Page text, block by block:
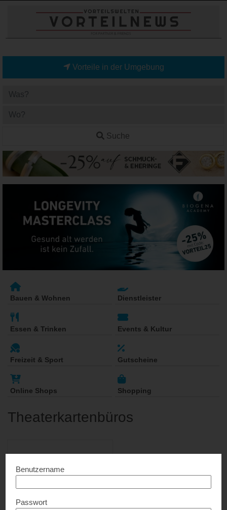
Vorteile in der Umgebung
Suche
Bauen & Wohnen Dienstleister
Essen & Trinken Events & Kultur
Freizeit & Sport Gutscheine
Online Shops Shopping
Theaterkartenbüros
Benutzername
Passwort